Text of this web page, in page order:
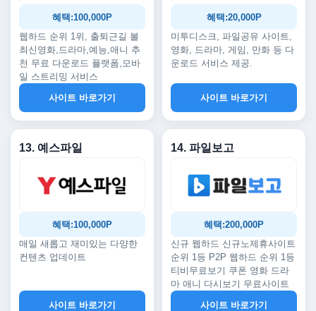
혜택:100,000P
웹하드 순위 1위, 출퇴근길 볼
최신영화,드라마,예능,애니 추
천 무료 다운로드 플랫폼,모바
일 스트리밍 서비스
사이트 바로가기
혜택:20,000P
미투디스크, 파일공유 사이트,
영화, 드라마, 게임, 만화 등 다
운로드 서비스 제공.
사이트 바로가기
13. 예스파일
혜택:100,000P
매일 새롭고 재미있는 다양한
컨텐츠 업데이트
사이트 바로가기
14. 파일보고
혜택:200,000P
신규 웹하드 신규노제휴사이트
순위 1등 P2P 웹하드 순위 1등
티비무료보기 쿠폰 영화 드라
마 애니 다시보기 무료사이트
사이트 바로가기